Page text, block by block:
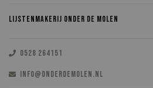
LIJSTENMAKERIJ ONDER DE MOLEN
0528 264151
INFO@ONDERDEMOLEN.NL